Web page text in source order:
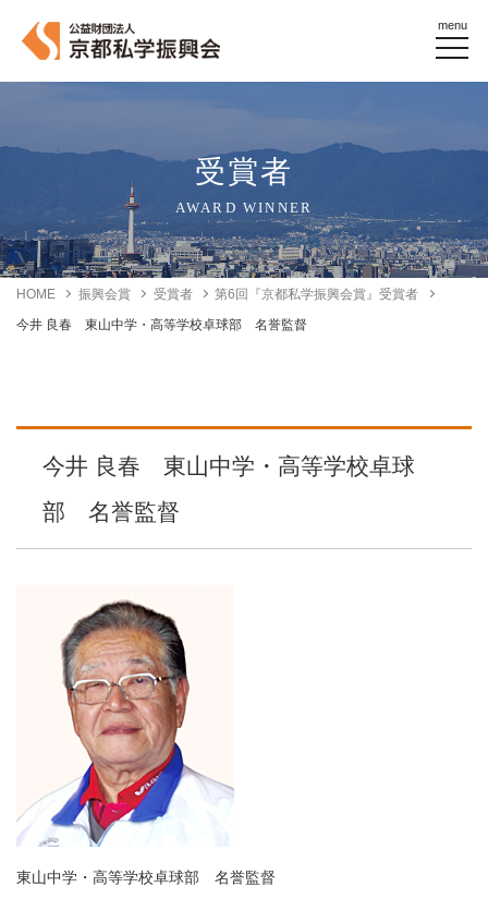
menu
受賞者
AWARD WINNER
HOME 振興会賞 受賞者
第6回『京都私学振興会賞』受賞者
今井 良春 東山中学・高等学校卓球部 名誉監督
今井 良春 東山中学・高等学校卓球
部 名誉監督
東山中学・高等学校卓球部 名誉監督